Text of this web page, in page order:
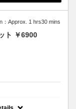
：Approx. 1 hrs30 mins
ト ￥6900